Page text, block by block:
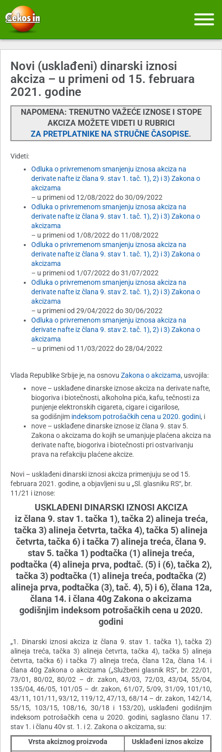
Novi (usklađeni) dinarski iznosi
akciza – u primeni od 15. februara
2021. godine
NAPOMENA: TRENUTNO VAŽEĆE IZNOSE I STOPE
AKCIZA MOŽETE VIDETI U RUBRICI
ZA PRETPLATNIKE NA STRUČNE ČASOPISE.
Videti:
Odluka o privremenom smanjenju iznosa akciza na
derivate nafte iz člana 9. stav 1. tač. 1), 2) i 3) Zakona o
akcizama
– u primeni od 12/08/2022 do 30/09/2022
Odluka o privremenom smanjenju iznosa akciza na
derivate nafte iz člana 9. stav 1. tač. 1), 2) i 3) Zakona o
akcizama
– u primeni od 1/08/2022 do 11/08/2022
Odluka o privremenom smanjenju iznosa akciza na
derivate nafte iz člana 9. stav 1. tač. 1), 2) i 3) Zakona o
akcizama
– u primeni od 1/07/2022 do 31/07/2022
Odluka o privremenom smanjenju iznosa akciza na
derivate nafte iz člana 9. stav 2. tač. 1), 2) i 3) Zakona o
akcizama
– u primeni od 29/04/2022 do 30/06/2022
Odluka o privremenom smanjenju iznosa akciza na
derivate nafte iz člana 9. stav 2. tač. 1), 2) i 3) Zakona o
akcizama
– u primeni od 11/03/2022 do 28/04/2022
Vlada Republike Srbije je, na osnovu Zakona o akcizama, usvojila:
nove – usklađene dinarske iznose akciza na derivate nafte,
biogoriva i biotečnosti, alkoholna pića, kafu, tečnosti za
punjenje elektronskih cigareta, cigare i cigarilose,
sa godišnjim indeksom potrošačkih cena u 2020. godini, i
nove – usklađene dinarske iznose iz člana 9. stav 5.
Zakona o akcizama do kojih se umanjuje plaćena akciza na
derivate nafte, biogoriva i biotečnosti pri ostvarivanju
prava na refakciju plaćene akcize.
Novi – usklađeni dinarski iznosi akciza primenjuju se od 15.
februara 2021. godine, a objavljeni su u „Sl. glasniku RS“, br.
11/21 i iznose:
USKLAĐENI DINARSKI IZNOSI AKCIZA
iz člana 9. stav 1. tačka 1), tačka 2) alineja treća,
tačka 3) alineja četvrta, tačka 4), tačka 5) alineja
četvrta, tačka 6) i tačka 7) alineja treća, člana 9.
stav 5. tačka 1) podtačka (1) alineja treća,
podtačka (4) alineja prva, podtač. (5) i (6), tačka 2),
tačka 3) podtačka (1) alineja treća, podtačka (2)
alineja prva, podtačka (3), tač. 4), 5) i 6), člana 12a,
člana 14. i člana 40g Zakona o akcizama
godišnjim indeksom potrošačkih cena u 2020.
godini
„1. Dinarski iznosi akciza iz člana 9. stav 1. tačka 1), tačka 2)
alineja treća, tačka 3) alineja četvrta, tačka 4), tačka 5) alineja
četvrta, tačka 6) i tačka 7) alineja treća, člana 12a, člana 14. i
člana 40g Zakona o akcizama („Službeni glasnik RS“, br. 22/01,
73/01, 80/02, 80/02 – dr. zakon, 43/03, 72/03, 43/04, 55/04,
135/04, 46/05, 101/05 – dr. zakon, 61/07, 5/09, 31/09, 101/10,
43/11, 101/11, 93/12, 119/12, 47/13, 68/14 – dr. zakon, 142/14,
55/15, 103/15, 108/16, 30/18 i 153/20), usklađeni godišnjim
indeksom potrošačkih cena u 2020. godini, saglasno članu 17.
stav 1. i članu 40v st. 1. i 2. Zakona o akcizama, su:
Vrsta akciznog proizvoda
Usklađeni iznos akcize